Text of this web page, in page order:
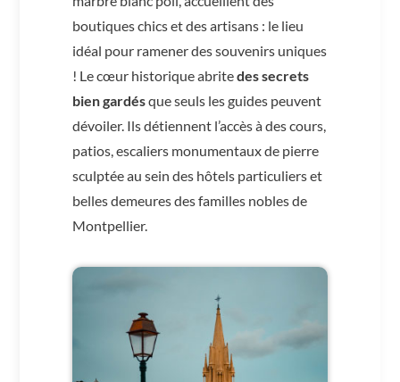
boutiques chics et des artisans : le lieu
idéal pour ramener des souvenirs uniques
! Le cœur historique abritedes secrets
bien gardésque seuls les guides peuvent
dévoiler. Ils détiennent l’accès à des cours,
patios, escaliers monumentaux de pierre
sculptée au sein des hôtels particuliers et
belles demeures des familles nobles de
Montpellier.